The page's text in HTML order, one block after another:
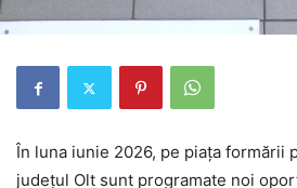
În luna iunie 2026, pe piața formării
județul Olt sunt programate noi